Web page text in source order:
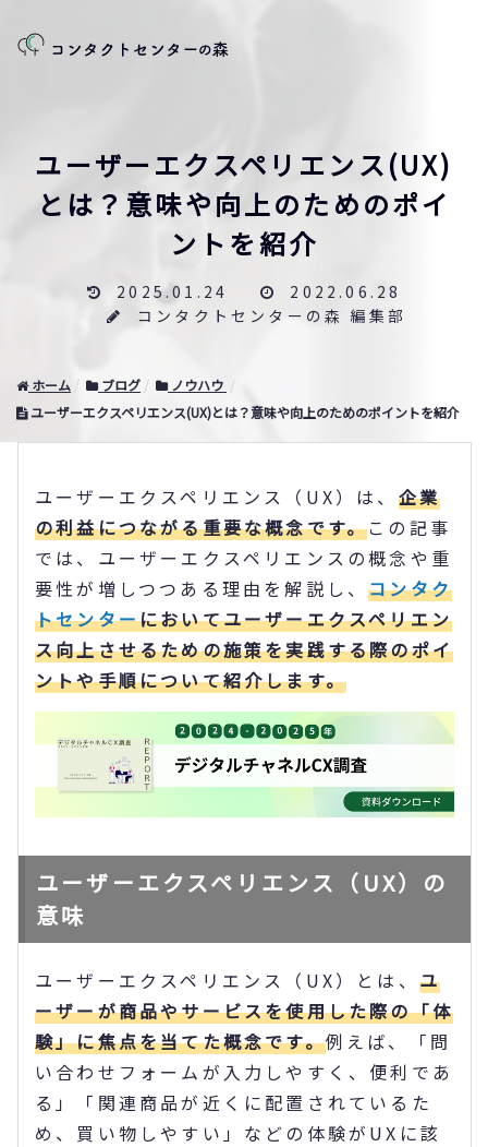
ユーザーエクスペリエンス(UX)
とは？意味や向上のためのポイ
ントを紹介
2025.01.24
2022.06.28
コンタクトセンターの森 編集部
ホーム ブログ
ノウハウ
ユーザーエクスペリエンス(UX)とは？意味や向上のためのポイントを紹介
ユーザーエクスペリエンス（UX）は、 企業
の利益につながる重要な概念です。この記事
では、ユーザーエクスペリエンスの概念や重
要性が増しつつある理由を解説し、コンタク
トセンターにおいてユーザーエクスペリエン
ス向上させるための施策を実践する際のポイ
ントや手順について紹介します。
ユーザーエクスペリエンス（UX）の
意味
ユーザーエクスペリエンス（UX）とは、 ユ
ーザーが商品やサービスを使用した際の「体
験」に焦点を当てた概念です。例えば、「問
い合わせフォームが入力しやすく、便利であ
る」「関連商品が近くに配置されているた
め、買い物しやすい」などの体験がUXに該